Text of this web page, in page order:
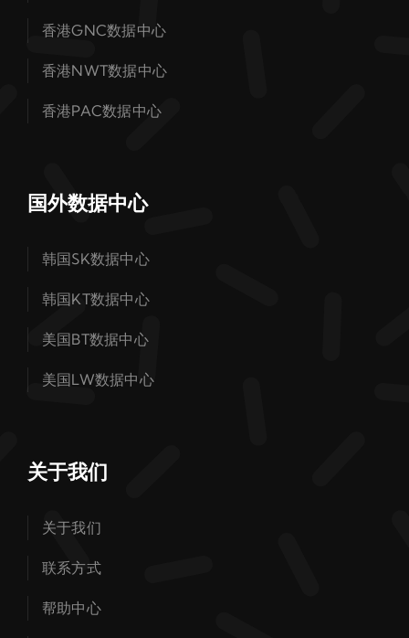
香港GNC数据中心
香港NWT数据中心
香港PAC数据中心
国外数据中心
韩国SK数据中心
韩国KT数据中心
美国BT数据中心
美国LW数据中心
关于我们
关于我们
联系方式
帮助中心